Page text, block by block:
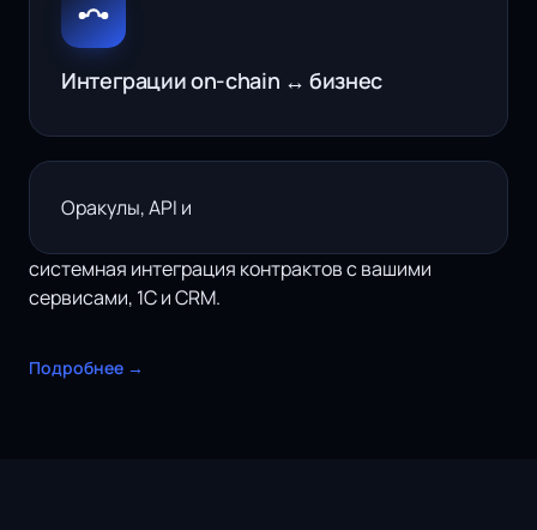
Интеграции on-chain ↔ бизнес
Оракулы, API и
системная интеграция контрактов с вашими
сервисами, 1С и CRM.
Подробнее →